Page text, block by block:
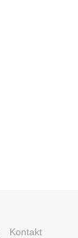
Kontakt